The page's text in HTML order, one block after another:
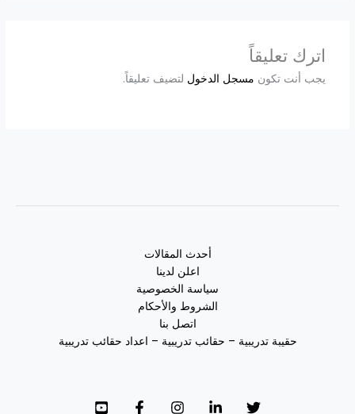
اترك تعليقاً
يجب أنت تكون مسجل الدخول لتضيف تعليقاً.
أحدث المقالات
اعلن لدينا
سياسة الخصوصية
الشروط والأحكام
اتصل بنا
حقيبة تدريبية – حقائب تدريبية – اعداد حقائب تدريبية